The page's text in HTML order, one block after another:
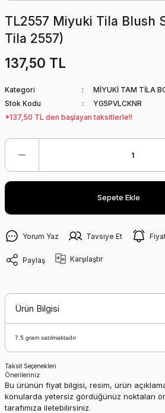
TL2557 Miyuki Tila Blush
Tila 2557)
137,50 TL
Kategori
MİYUKİ TAM TİLA
Stok Kodu
YG5PVLCKNR
*137,50 TL den başlayan taksitlerle!!
Sepete Ekle
Yorum Yaz Tavsiye Et
Paylaş Karşılaştır
Ürün Bilgisi
7.5 gram satılmaktadır
Taksit Seçenekleri
Önerileriniz
Bu ürünün fiyat bilgisi, resim, ürün
konularda yetersiz gördüğünüz noktaları
tarafımıza iletebilirsiniz.